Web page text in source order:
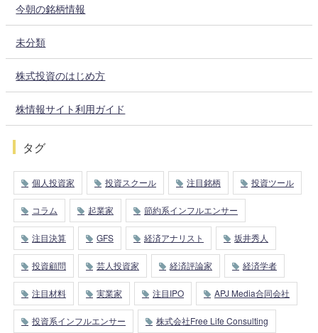
今朝の銘柄情報
未分類
株式投資のはじめ方
株情報サイト利用ガイド
タグ
個人投資家 投資スクール 注目銘柄 投資ツール
コラム 起業家 節約系インフルエンサー
注目決算 GFS 経済アナリスト 坂井秀人
投資顧問 芸人投資家 経済評論家 経済学者
注目材料 実業家 注目IPO APJ Media合同会社
投資系インフルエンサー 株式会社Free Life Consulting